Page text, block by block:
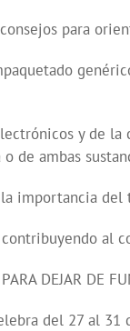
para
y de la
de ambas
importancia
DEJAR DE
del 27 al